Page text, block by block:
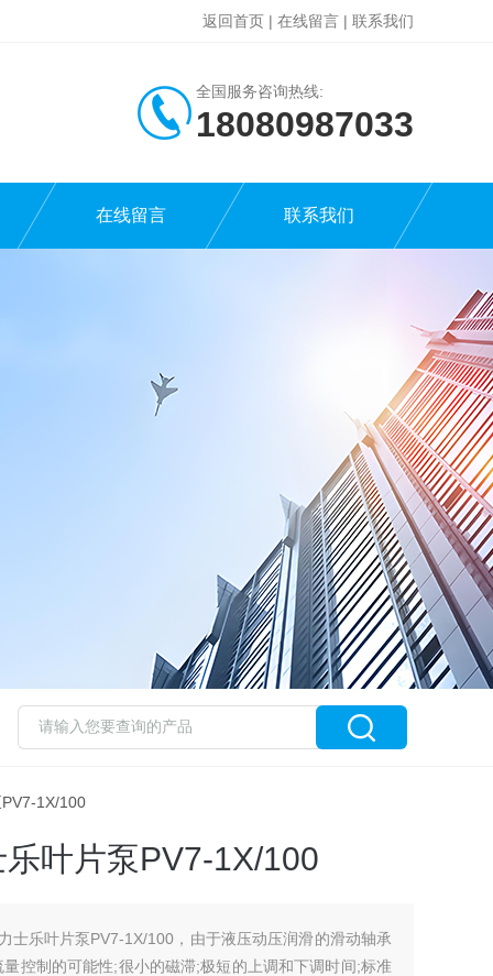
返回首页 | 在线留言 | 联系我们
全国服务咨询热线:
18080987033
在线留言 联系我们
1X/100
叶片泵PV7-1X/100
士乐叶片泵PV7-1X/100，由于液压动压润滑的滑动轴承
控制的可能性;很小的磁滞;极短的上调和下调时间;标准